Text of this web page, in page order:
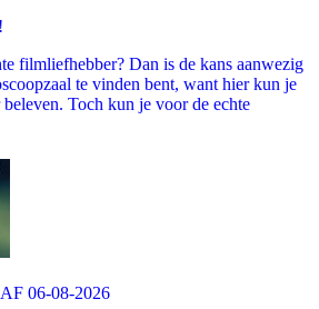
filmliefhebber? Dan is de kans aanwezig
te vinden bent, want hier kun je
Toch kun je voor de echte
06-08-2026